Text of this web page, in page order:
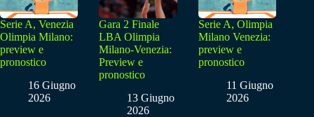
Serie A, Venezia
Olimpia Milano:
preview e
pronostico
16 Giugno
2026
Gara 2 Finale
LBA Olimpia
Milano-Venezia:
Preview e
pronostico
13 Giugno
2026
Serie A, Olimpia
Milano Venezia:
preview e
pronostico
11 Giugno
2026